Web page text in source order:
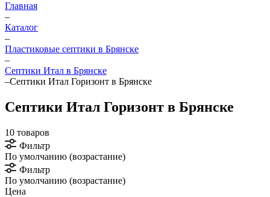
Главная
–
Каталог
–
Пластиковые септики в Брянске
–
Септики Итал в Брянске
–Септики Итал Горизонт в Брянске
Септики Итал Горизонт в Брянске
10 товаров
Фильтр
По умолчанию (возрастание)
Фильтр
По умолчанию (возрастание)
Цена